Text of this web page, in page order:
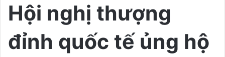
Hội nghị thượng
đỉnh quốc tế ủng hộ